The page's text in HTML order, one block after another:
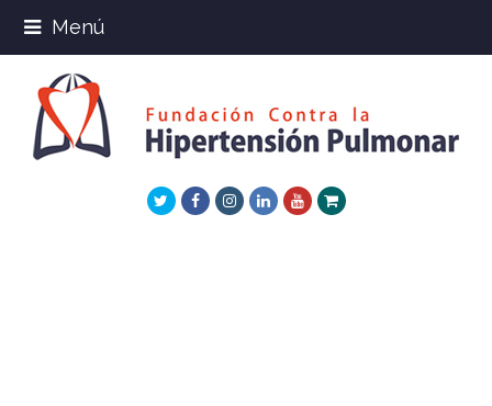
Menú
TwitterFacebookInstagram
LinkedInYoutube
Xing